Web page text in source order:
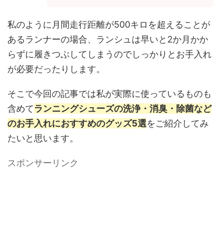
私のように月間走行距離が500キロを超えることが
あるランナーの場合、ランシュは早いと2か月かか
らずに履きつぶしてしまうのでしっかりとお手入れ
が必要だったりします。
そこで今回の記事では私が実際に使っているものも
含めてランニングシューズの洗浄・消臭・除菌など
のお手入れにおすすめのグッズ5選をご紹介してみ
たいと思います。
スポンサーリンク